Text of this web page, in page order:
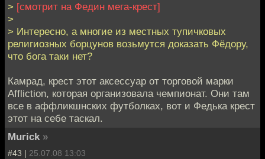
> [смотрит на Федин мега-крест]
>
> Интересно, а многие из местных тупичковых
религиозных борцунов возьмутся доказать Фёдору,
что бога таки нет?
Камрад, крест этот аксессуар от торговой марки
Affliction, которая организовала чемпионат. Они там
все в аффликшнских футболках, вот и Федька крест
этот на себе таскал.
Murick »
#43 | 25.07.08 13:03